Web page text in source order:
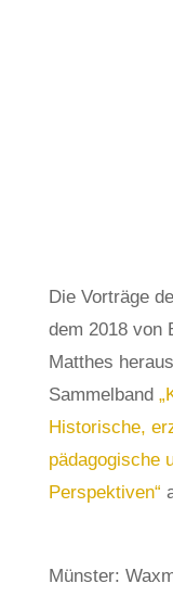
Die Vorträge
dem 2018 von
Matthes
Sammelband
Historische,
pädagogische
Perspektiven“
Münster: